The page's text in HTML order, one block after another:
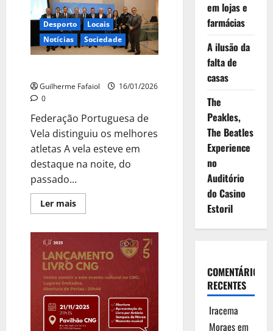
Dramático
de
Cascais
juntaram-
se
para
criar
mais
cool
Desporto
Locais
Notícias
Sociedade
Guilherme Fafaiol
16/01/2026
0
Federação Portuguesa de
Vela distinguiu os melhores
atletas A vela esteve em
destaque na noite, do
passado...
Ler maisLeia
mais
dos
da
Vela
em lojas e
farmácias
A ilusão da
falta de
casas
The
Peakles,
The Beatles
Experience
no
Auditório
do Casino
Estoril
COMENTÁRIOS
RECENTES
Iracema
Moraesem